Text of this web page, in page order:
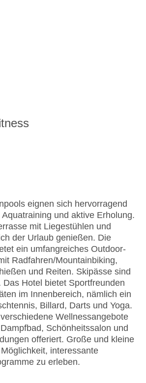
eignen sich hervorragend
und aktive Erholung.
mit Liegestühlen und
der Urlaub genießen. Die
ein umfangreiches Outdoor-
Radfahren/Mountainbiking,
und Reiten. Skipässe sind
Das Hotel bietet Sportfreunden
im Innenbereich, nämlich ein
Billard, Darts und Yoga.
Wellnessangebote
Schönheitssalon und
offeriert. Große und kleine
interessante
zu erleben.